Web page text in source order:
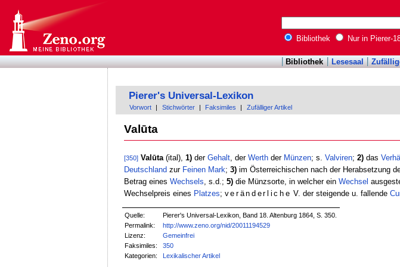
Bibliothek Nur in Pierer-
Bibliothek Lesesaal
Pierer's Universal-Lexikon
Vorwort Stichwörter Faksimiles Zufälliger Artikel
Valūta
[350] Valūta(ital), 1)der Gehalt, der Werthder Münzen; s. Valviren; 2)das
Deutschland zur Feinen Mark; 3)im Österreichischen nach der Herabsetzung
Betrag eines Wechsels , s.d.; 5)die Münzsorte, in welcher ein Wechsel
Wechselpreis eines Platzes; veränderliche V. der steigende u. fallende
Quelle:
Pierer's Universal-Lexikon, Band 18. Altenburg 1864, S. 350.
Permalink:
http://www.zeno.org/nid/20011194529
Lizenz:
Gemeinfrei
Faksimiles:
350
Kategorien:
Lexikalischer Artikel